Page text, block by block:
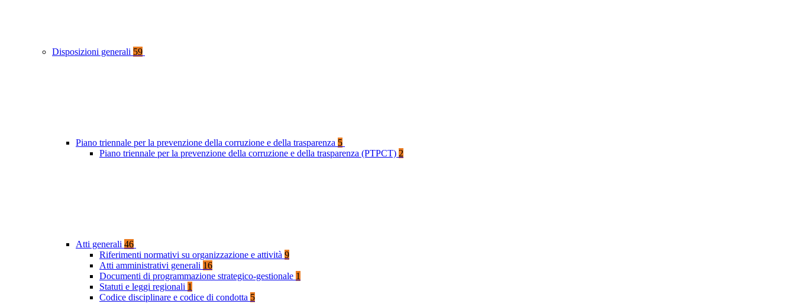
Disposizioni generali 59
Piano triennale per la prevenzione della corruzione e della trasparenza 5
Piano triennale per la prevenzione della corruzione e della trasparenza (PTPCT) 2
Atti generali 46
Riferimenti normativi su organizzazione e attività 9
Atti amministrativi generali 16
Documenti di programmazione strategico-gestionale 1
Statuti e leggi regionali 1
Codice disciplinare e codice di condotta 5